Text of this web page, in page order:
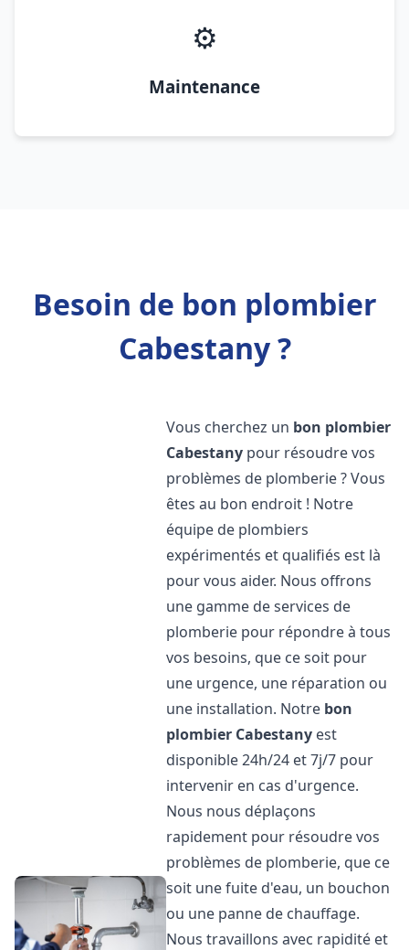
⚙️
Maintenance
Besoin de bon plombier
Cabestany ?
Vous cherchez un bon plombier
Cabestany pour résoudre vos
problèmes de plomberie ? Vous
êtes au bon endroit ! Notre
équipe de plombiers
expérimentés et qualifiés est là
pour vous aider. Nous offrons
une gamme de services de
plomberie pour répondre à tous
vos besoins, que ce soit pour
une urgence, une réparation ou
une installation. Notre bon
plombier Cabestany est
disponible 24h/24 et 7j/7 pour
intervenir en cas d'urgence.
Nous nous déplaçons
rapidement pour résoudre vos
problèmes de plomberie, que ce
soit une fuite d'eau, un bouchon
ou une panne de chauffage.
Nous travaillons avec rapidité et